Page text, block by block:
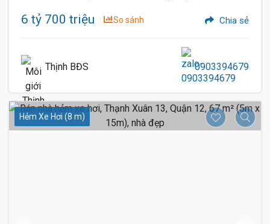
6 tỷ 700 triệu So sánh Chia sẻ
Thịnh BĐS 0903394679
Hẻm Xe Hơi (8 m)